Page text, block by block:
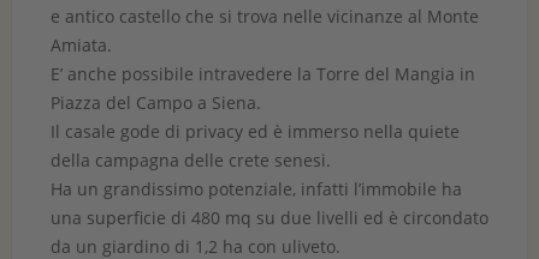
e antico castello che si trova nelle vicinanze al Monte
Amiata.
E’ anche possibile intravedere la Torre del Mangia in
Piazza del Campo a Siena.
Il casale gode di privacy ed è immerso nella quiete
della campagna delle crete senesi.
Ha un grandissimo potenziale, infatti l’immobile ha
una superficie di 480 mq su due livelli ed è circondato
da un giardino di 1,2 ha con uliveto.